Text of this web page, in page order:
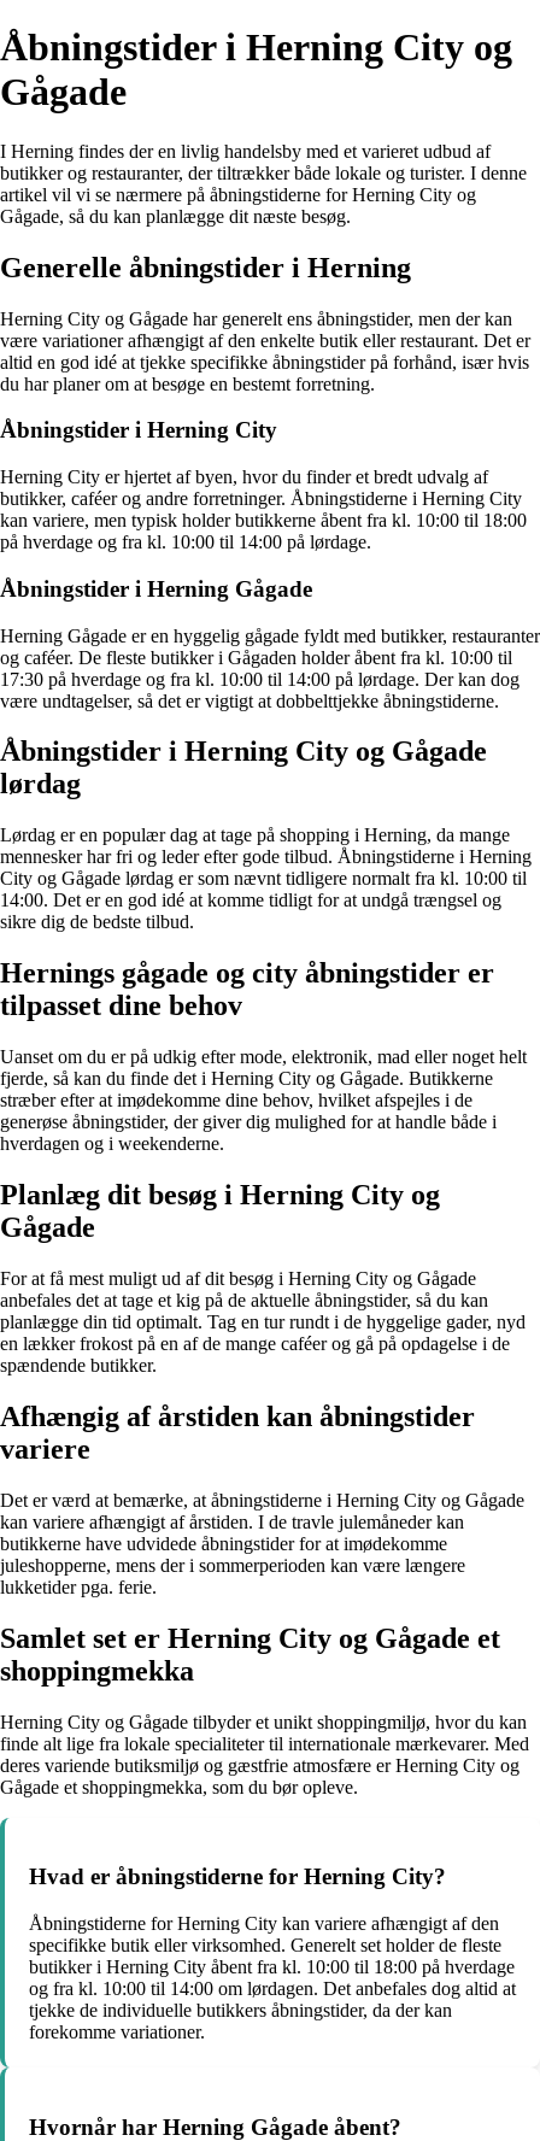
Åbningstider i Herning City og
Gågade
I Herning findes der en livlig handelsby med et varieret udbud af
butikker og restauranter, der tiltrækker både lokale og turister. I denne
artikel vil vi se nærmere på åbningstiderne for Herning City og
Gågade, så du kan planlægge dit næste besøg.
Generelle åbningstider i Herning
Herning City og Gågade har generelt ens åbningstider, men der kan
være variationer afhængigt af den enkelte butik eller restaurant. Det er
altid en god idé at tjekke specifikke åbningstider på forhånd, især hvis
du har planer om at besøge en bestemt forretning.
Åbningstider i Herning City
Herning City er hjertet af byen, hvor du finder et bredt udvalg af
butikker, caféer og andre forretninger. Åbningstiderne i Herning City
kan variere, men typisk holder butikkerne åbent fra kl. 10:00 til 18:00
på hverdage og fra kl. 10:00 til 14:00 på lørdage.
Åbningstider i Herning Gågade
Herning Gågade er en hyggelig gågade fyldt med butikker, restauranter
og caféer. De fleste butikker i Gågaden holder åbent fra kl. 10:00 til
17:30 på hverdage og fra kl. 10:00 til 14:00 på lørdage. Der kan dog
være undtagelser, så det er vigtigt at dobbelttjekke åbningstiderne.
Åbningstider i Herning City og Gågade
lørdag
Lørdag er en populær dag at tage på shopping i Herning, da mange
mennesker har fri og leder efter gode tilbud. Åbningstiderne i Herning
City og Gågade lørdag er som nævnt tidligere normalt fra kl. 10:00 til
14:00. Det er en god idé at komme tidligt for at undgå trængsel og
sikre dig de bedste tilbud.
Hernings gågade og city åbningstider er
tilpasset dine behov
Uanset om du er på udkig efter mode, elektronik, mad eller noget helt
fjerde, så kan du finde det i Herning City og Gågade. Butikkerne
stræber efter at imødekomme dine behov, hvilket afspejles i de
generøse åbningstider, der giver dig mulighed for at handle både i
hverdagen og i weekenderne.
Planlæg dit besøg i Herning City og
Gågade
For at få mest muligt ud af dit besøg i Herning City og Gågade
anbefales det at tage et kig på de aktuelle åbningstider, så du kan
planlægge din tid optimalt. Tag en tur rundt i de hyggelige gader, nyd
en lækker frokost på en af de mange caféer og gå på opdagelse i de
spændende butikker.
Afhængig af årstiden kan åbningstider
variere
Det er værd at bemærke, at åbningstiderne i Herning City og Gågade
kan variere afhængigt af årstiden. I de travle julemåneder kan
butikkerne have udvidede åbningstider for at imødekomme
juleshopperne, mens der i sommerperioden kan være længere
lukketider pga. ferie.
Samlet set er Herning City og Gågade et
shoppingmekka
Herning City og Gågade tilbyder et unikt shoppingmiljø, hvor du kan
finde alt lige fra lokale specialiteter til internationale mærkevarer. Med
deres variende butiksmiljø og gæstfrie atmosfære er Herning City og
Gågade et shoppingmekka, som du bør opleve.
Hvad er åbningstiderne for Herning City?
Åbningstiderne for Herning City kan variere afhængigt af den
specifikke butik eller virksomhed. Generelt set holder de fleste
butikker i Herning City åbent fra kl. 10:00 til 18:00 på hverdage
og fra kl. 10:00 til 14:00 om lørdagen. Det anbefales dog altid at
tjekke de individuelle butikkers åbningstider, da der kan
forekomme variationer.
Hvornår har Herning Gågade åbent?